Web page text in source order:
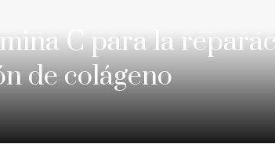
C para la
de colágeno